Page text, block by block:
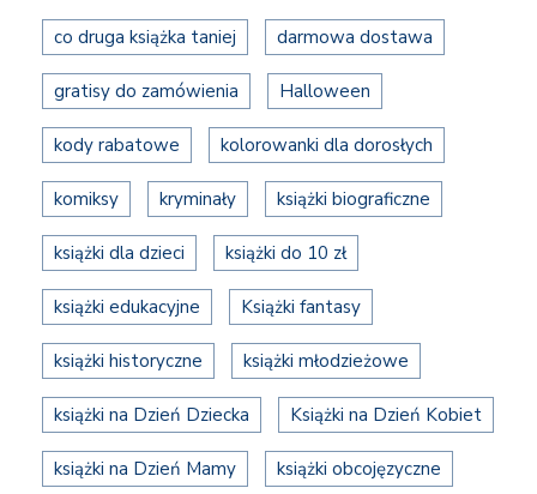
co druga książka taniej darmowa dostawa
gratisy do zamówienia Halloween
kody rabatowe kolorowanki dla dorosłych
komiksy kryminały książki biograficzne
książki dla dzieci książki do 10 zł
książki edukacyjne Książki fantasy
książki historyczne książki młodzieżowe
książki na Dzień Dziecka Książki na Dzień Kobiet
książki na Dzień Mamy książki obcojęzyczne